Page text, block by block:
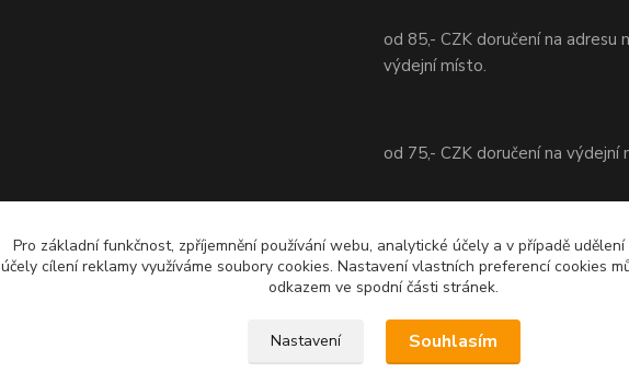
od 85,- CZK doručení na adresu
výdejní místo.
od 75,- CZK doručení na výdejní
od 70,- CZK doručení na adresu
výdejní místo.
Pro základní funkčnost, zpříjemnění používání webu, analytické účely a v případě
účely cílení reklamy využíváme soubory cookies. Nastavení vlastních preferencí cookies
odkazem ve spodní části stránek.
Nastavení Souhlasím